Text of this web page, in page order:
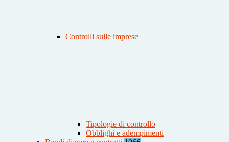
Controlli sulle imprese
Tipologie di controllo
Obblighi e adempimenti